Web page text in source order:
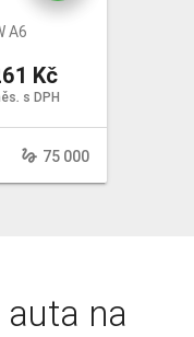
A6
Kč
s DPH
gesture 75 000
auta na